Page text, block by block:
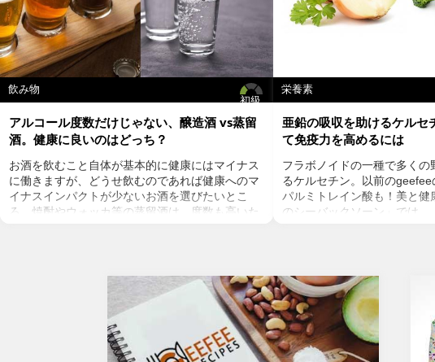
行われます。結果次第では、毎日食べている小麦や牛
乳などがアレルゲンとなっていることも。また、アレ
ルギー体質は年齢や環境などで変化する可能性も。以
前に問題なかった食物がアレルゲンになっている可能
性もあるので、この食物アレルギーテストを行うこと
は基本中の基本。病院に行かなくても自宅で簡単にテ
ストを受けることができます。初級
飲み物
アルコール度数だけじゃない、醸造酒 vs蒸留
酒。健康に良いのはどっち？
お酒を飲むこと自体が基本的に健康にはマイナス
に働きますが、どうせ飲むのであれば健康へのマ
イナスインパクトが少ないお酒を選びたいとこ
ろ。焼酎やウォッカ等の蒸留酒は、度数も高いた
が、実際のところどうなのでしょうか？今回は、
大きく分けて2種類あるお酒の製造方法（醸造酒
と蒸留酒）の違いによって健康に対してどのよう
な作用を与えるかにフォーカスしていきます。
醸造酒と蒸留酒の違いとは？
主にお酒は製造方法によって醸造酒と蒸留酒の2
栄養素
亜鉛の吸収を助けるケルセ
て免疫力を高めるには
フラボノイドの一種で多くの
るケルセチン。以前の
パルミトレイン酸も！美と健
のシーバックソーン」では、
ルセチンには抗菌抗ウィルス
との闘いを促進する可能性が
す。また、免疫力の維持に重
との相乗効果もあると考えら
は、このケルセチンの健康効
にフォーカスしていきます。